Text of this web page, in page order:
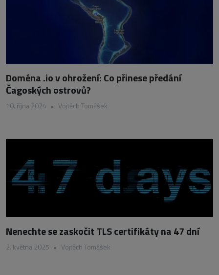
Doména .io v ohrožení: Co přinese předání
Čagoských ostrovů?
10. října 2024 • Vojtěch Tomášek
Nenechte se zaskočit TLS certifikáty na 47 dní
2. května 2025 • Vojtěch Tomášek